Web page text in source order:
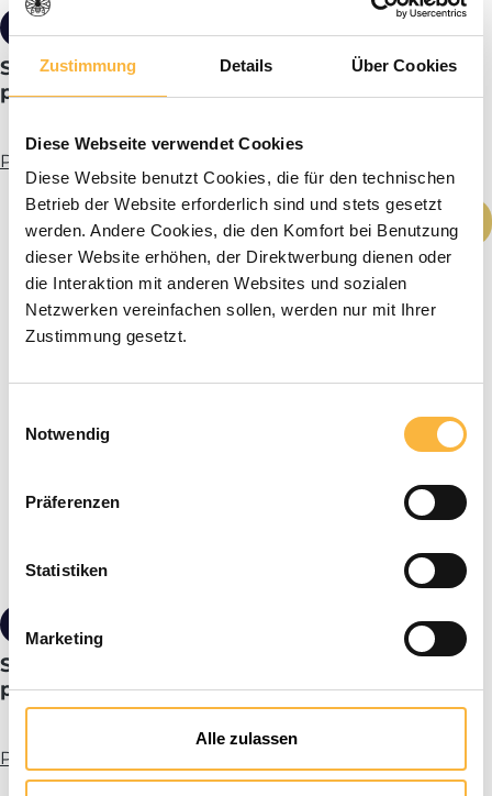
Zustimmung Details Über Cookies
Diese Webseite verwendet Cookies
Diese Website benutzt Cookies, die für den technischen
Betrieb der Website erforderlich sind und stets gesetzt
werden. Andere Cookies, die den Komfort bei Benutzung
dieser Website erhöhen, der Direktwerbung dienen oder
die Interaktion mit anderen Websites und sozialen
Netzwerken vereinfachen sollen, werden nur mit Ihrer
Zustimmung gesetzt.
Notwendig
Präferenzen
Statistiken
Marketing
Alle zulassen
SIPA® Harnais de découverte pour deux
personnes
Plus d’infos
Quantité de produit : Entrez la
Ajouter au panier
SIPA® Harnais de découverte pour une
personne
Plus d’infos